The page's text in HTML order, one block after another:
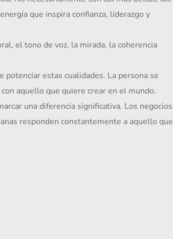
que inspira confianza, liderazgo y
aquello que quiere crear en el mundo.
responden constantemente a aquello que